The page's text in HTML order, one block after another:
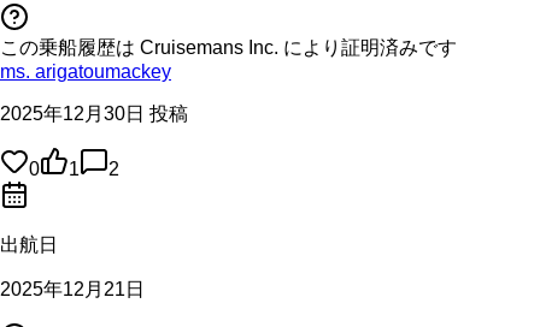
この乗船履歴は Cruisemans Inc. により証明済みです
ms. arigatoumackey
2025年12月30日 投稿
0 1 2
出航日
2025年12月21日